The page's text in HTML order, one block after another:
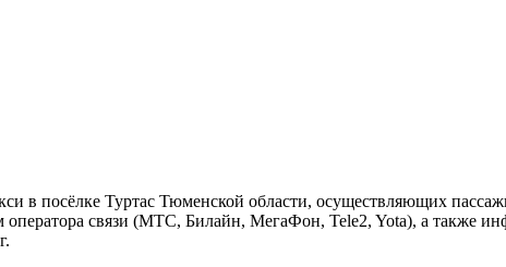
в посёлке Туртас Тюменской области, осуществляющих
оператора связи (МТС, Билайн, МегаФон, Tele2, Yota), а также